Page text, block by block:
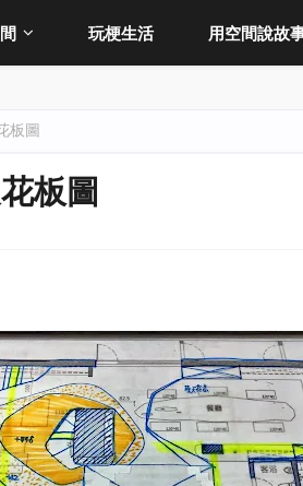
玩梗生活 用空間說故
板圖
板圖